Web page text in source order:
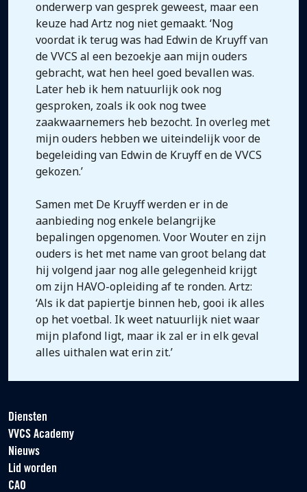
onderwerp van gesprek geweest, maar een
keuze had Artz nog niet gemaakt. ‘Nog
voordat ik terug was had Edwin de Kruyff van
de VVCS al een bezoekje aan mijn ouders
gebracht, wat hen heel goed bevallen was.
Later heb ik hem natuurlijk ook nog
gesproken, zoals ik ook nog twee
zaakwaarnemers heb bezocht. In overleg met
mijn ouders hebben we uiteindelijk voor de
begeleiding van Edwin de Kruyff en de VVCS
gekozen.’
Samen met De Kruyff werden er in de
aanbieding nog enkele belangrijke
bepalingen opgenomen. Voor Wouter en zijn
ouders is het met name van groot belang dat
hij volgend jaar nog alle gelegenheid krijgt
om zijn HAVO-opleiding af te ronden. Artz:
‘Als ik dat papiertje binnen heb, gooi ik alles
op het voetbal. Ik weet natuurlijk niet waar
mijn plafond ligt, maar ik zal er in elk geval
alles uithalen wat erin zit.’
Diensten
VVCS Academy
Nieuws
Lid worden
CAO